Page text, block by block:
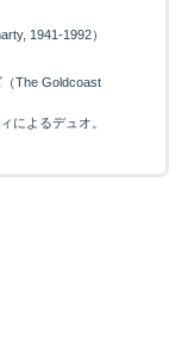
1941-1992）
The Goldcoast
によるデュオ。